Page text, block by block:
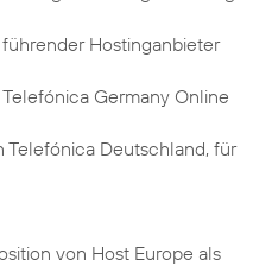
Hostinganbieter
Germany Online
Deutschland, für
von Host Europe als